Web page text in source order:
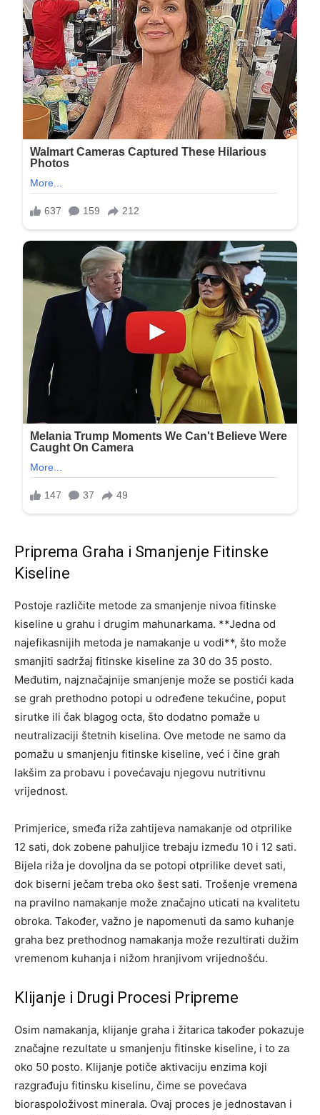
Priprema Graha i Smanjenje Fitinske
Kiseline
Postoje različite metode za smanjenje nivoa fitinske
kiseline u grahu i drugim mahunarkama. **Jedna od
najefikasnijih metoda je namakanje u vodi**, što može
smanjiti sadržaj fitinske kiseline za 30 do 35 posto.
Međutim, najznačajnije smanjenje može se postići kada
se grah prethodno potopi u određene tekućine, poput
sirutke ili čak blagog octa, što dodatno pomaže u
neutralizaciji štetnih kiselina. Ove metode ne samo da
pomažu u smanjenju fitinske kiseline, već i čine grah
lakšim za probavu i povećavaju njegovu nutritivnu
vrijednost.
Primjerice, smeđa riža zahtijeva namakanje od otprilike
12 sati, dok zobene pahuljice trebaju između 10 i 12 sati.
Bijela riža je dovoljna da se potopi otprilike devet sati,
dok biserni ječam treba oko šest sati. Trošenje vremena
na pravilno namakanje može značajno uticati na kvalitetu
obroka. Također, važno je napomenuti da samo kuhanje
graha bez prethodnog namakanja može rezultirati dužim
vremenom kuhanja i nižom hranjivom vrijednošću.
Klijanje i Drugi Procesi Pripreme
Osim namakanja, klijanje graha i žitarica također pokazuje
značajne rezultate u smanjenju fitinske kiseline, i to za
oko 50 posto. Klijanje potiče aktivaciju enzima koji
razgrađuju fitinsku kiselinu, čime se povećava
bioraspoloživost minerala. Ovaj proces je jednostavan i